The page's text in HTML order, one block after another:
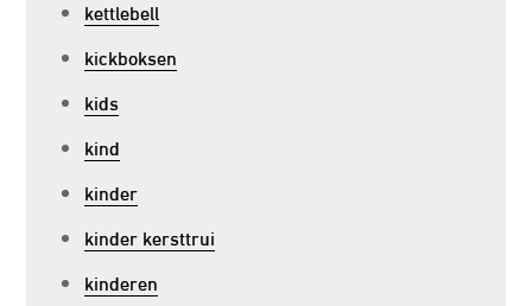
kettlebell
kickboksen
kids
kind
kinder
kinder kersttrui
kinderen